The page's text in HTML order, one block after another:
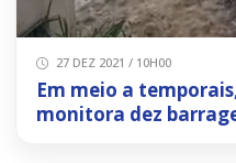
27 DEZ 2021 / 10H00
Em meio a
monitora dez